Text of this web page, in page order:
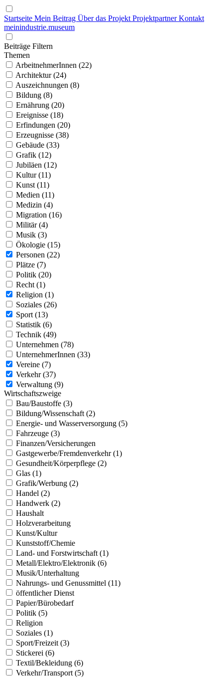
Startseite Mein Beitrag Über das Projekt ProjektpartnerKontakt
meinindustrie.museum
Beiträge Filtern
Themen
ArbeitnehmerInnen (22)
Architektur (24)
Auszeichnungen (8)
Bildung (8)
Ernährung (20)
Ereignisse (18)
Erfindungen (20)
Erzeugnisse (38)
Gebäude (33)
Grafik (12)
Jubiläen (12)
Kultur (11)
Kunst (11)
Medien (11)
Medizin (4)
Migration (16)
Militär (4)
Musik (3)
Ökologie (15)
Personen (22)
Plätze (7)
Politik (20)
Recht (1)
Religion (1)
Soziales (26)
Sport (13)
Statistik (6)
Technik (49)
Unternehmen (78)
UnternehmerInnen (33)
Vereine (7)
Verkehr (37)
Verwaltung (9)
Wirtschaftszweige
Bau/Baustoffe (3)
Bildung/Wissenschaft (2)
Energie- und Wasserversorgung (5)
Fahrzeuge (3)
Finanzen/Versicherungen
Gastgewerbe/Fremdenverkehr (1)
Gesundheit/Körperpflege (2)
Glas (1)
Grafik/Werbung (2)
Handel (2)
Handwerk (2)
Haushalt
Holzverarbeitung
Kunst/Kultur
Kunststoff/Chemie
Land- und Forstwirtschaft (1)
Metall/Elektro/Elektronik (6)
Musik/Unterhaltung
Nahrungs- und Genussmittel (11)
öffentlicher Dienst
Papier/Bürobedarf
Politik (5)
Religion
Soziales (1)
Sport/Freizeit (3)
Stickerei (6)
Textil/Bekleidung (6)
Verkehr/Transport (5)